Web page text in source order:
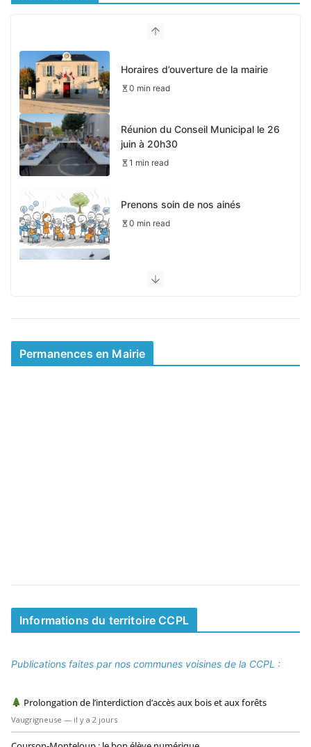
Horaires d’ouverture de la mairie
0 min read
Réunion du Conseil Municipal le 26
juin à 20h30
1 min read
Prenons soin de nos ainés
0 min read
0 min read
0 min read
Permanences en Mairie
Informations du territoire CCPL
Publications faites par nos communes voisines de la CCPL :
Prolongation de l’interdiction d’accès aux bois et aux forêts
Vaugrigneuse — il y a 2 jours